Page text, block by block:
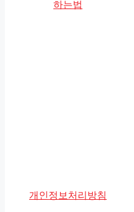
하는법
개인정보처리방침